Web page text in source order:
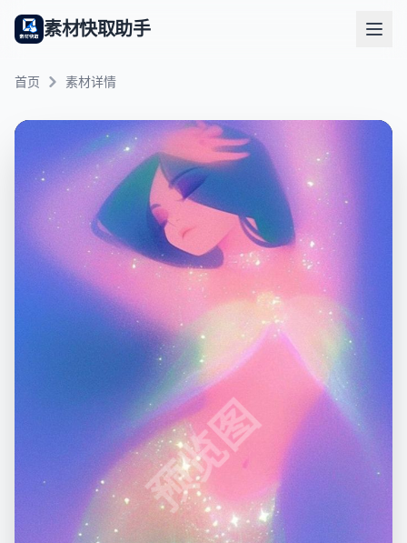
素材快取助手
首页 素材详情
预览图